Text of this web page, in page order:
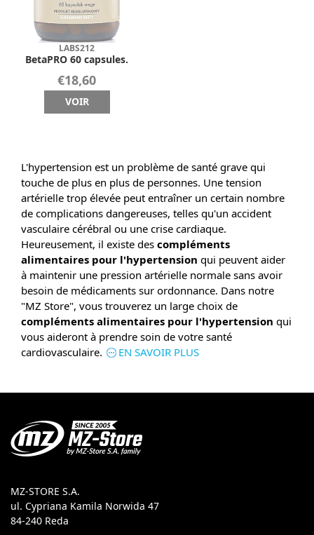
LABS212
BetaPRO 60 capsules.
€18,60
VOIR
L'hypertension est un problème de santé grave qui
touche de plus en plus de personnes. Une tension
artérielle trop élevée peut entraîner un certain nombre
de complications dangereuses, telles qu'un accident
vasculaire cérébral ou une crise cardiaque.
Heureusement, il existe des compléments
alimentaires pour l'hypertension qui peuvent aider
à maintenir une pression artérielle normale sans avoir
besoin de médicaments sur ordonnance. Dans notre
"MZ Store", vous trouverez un large choix de
compléments alimentaires pour l'hypertension qui
vous aideront à prendre soin de votre santé
cardiovasculaire.
EN SAVOIR PLUS
MZ-STORE S.A.
ul. Cypriana Kamila Norwida 47
84-240 Reda